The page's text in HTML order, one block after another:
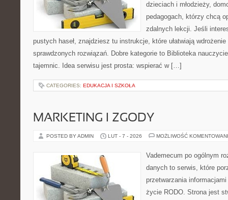
dzieciach i młodzieży,
pedagogach, którzy chcą
zdalnych lekcji. Jeśli
pustych haseł, znajdziesz tu instrukcje, które ułatwiają
sprawdzonych rozwiązań. Dobre kategorie to Biblioteka
tajemnic. Idea serwisu jest prosta: wspierać w […]
CATEGORIES: EDUKACJA I SZKOŁA
MARKETING I ZGODY
POSTED BY ADMIN LUT - 7 - 2026 MOŻLIWOŚĆ
Vademecum po ogólnym
danych to serwis, które
przetwarzania
życie RODO. Strona jest